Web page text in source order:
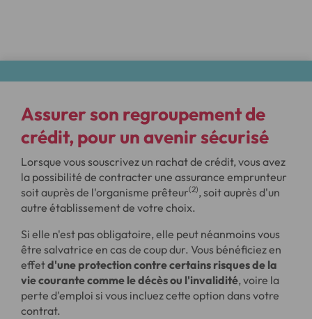
Assurer son regroupement de
crédit, pour un avenir sécurisé
Lorsque vous souscrivez un rachat de crédit, vous avez
la possibilité de contracter une assurance emprunteur
soit auprès de l'organisme prêteur(2), soit auprès d'un
autre établissement de votre choix.
Si elle n'est pas obligatoire, elle peut néanmoins vous
être salvatrice en cas de coup dur. Vous bénéficiez en
effetd'une protection contre certains risques de la
vie courante comme le décès ou l'invalidité, voire la
perte d'emploi si vous incluez cette option dans votre
contrat.